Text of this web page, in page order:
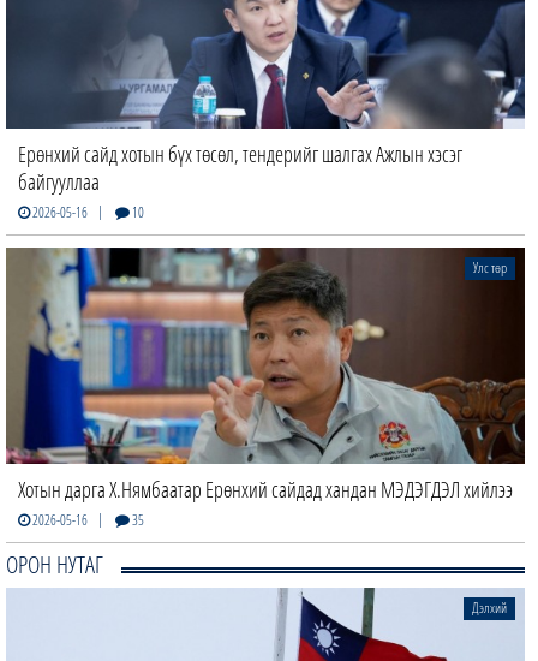
Ерөнхий сайд хотын бүх төсөл, тендерийг шалгах Ажлын хэсэг
байгууллаа
2026-05-16 | 10
Хотын дарга Х.Нямбаатар Ерөнхий сайдад хандан МЭДЭГДЭЛ хийлээ
2026-05-16 | 35
Улс төр
ОРОН НУТАГ
Дэлхий